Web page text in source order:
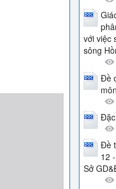
với việc
sông
Đề
Đề
12
Sở